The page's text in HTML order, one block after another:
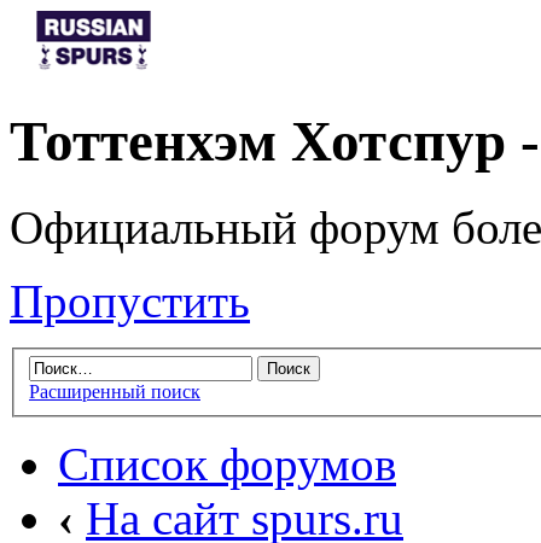
Тоттенхэм
Официальный форум
Пропустить
Расширенный поиск
Список форумов
‹ На сайт spurs.ru